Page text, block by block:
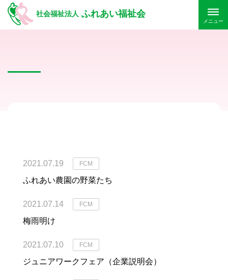
社会福祉法人 ふれあい福祉会
メニュー
2021.07.19 FCM
ふれあい農園の野菜たち
2021.07.14 FCM
梅雨明け
2021.07.10 FCM
ジュニアワークフェア（企業説明会）